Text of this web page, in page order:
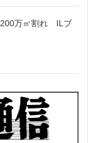
200万㎡割れ ILブ